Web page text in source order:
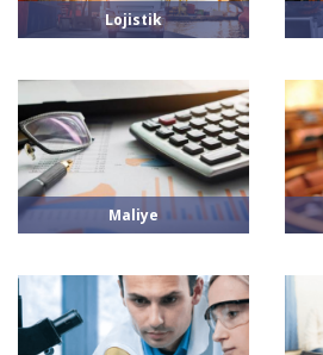
Lojistik
Maliye